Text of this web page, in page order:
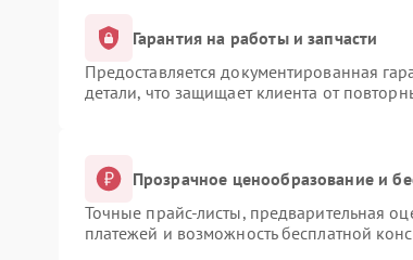
Гарантия на работы и запчасти
Предоставляется документированная
детали, что защищает клиента от
Прозрачное ценообразование и
Точные прайс-листы, предварительная
платежей и возможность бесплатной